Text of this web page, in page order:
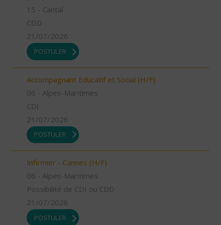
15 - Cantal
CDD
21/07/2026
POSTULER
Accompagnant Educatif et Social (H/F)
06 - Alpes-Maritimes
CDI
21/07/2026
POSTULER
Infirmier - Cannes (H/F)
06 - Alpes-Maritimes
Possibilité de CDI ou CDD
21/07/2026
POSTULER